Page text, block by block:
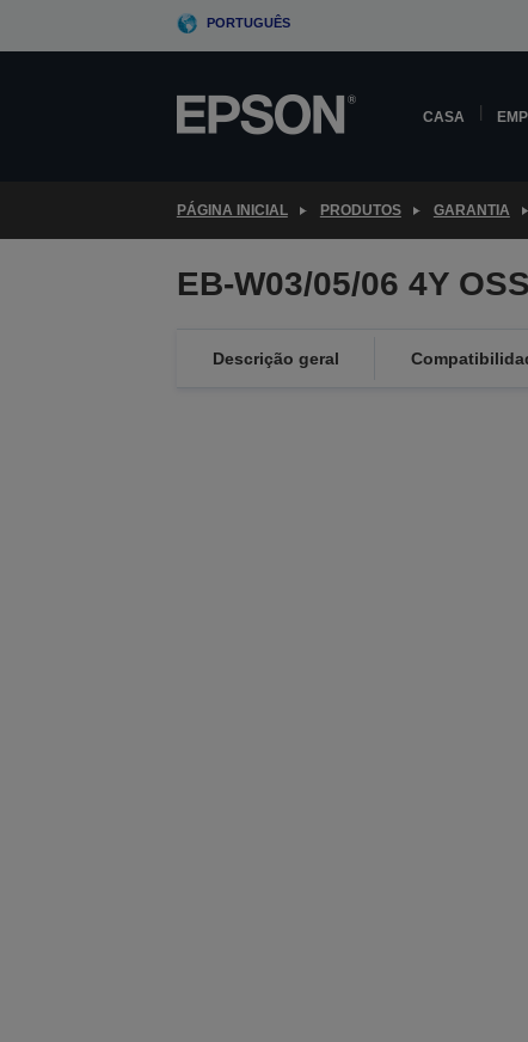
PORTUGUÊS
CASA
PÁGINA INICIAL PRODUTOS GARANTIA
EB-W03/05/06 4Y
Descrição geral